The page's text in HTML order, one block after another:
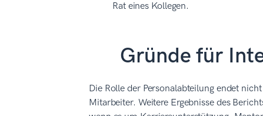
Rat eines Kollegen.
Gründe für
Die Rolle der Personalabteilung endet
Mitarbeiter. Weitere Ergebnisse des